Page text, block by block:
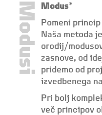
Modusi Modus*
Pomeni
Naša metoda
orodij/
zasnove, od
pridemo od
izvedbenega
Pri bolj
več principov